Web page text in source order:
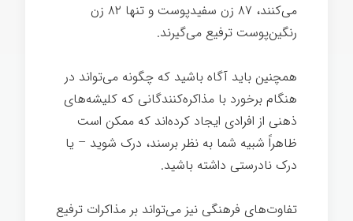
می‌کنند، ۸۷ زن سفیدپوست و تنها ۸۲ زن
رنگین‌پوست ترفیع می‌گیرند.
همچنین باید آگاه باشید که چگونه می‌تواند در
هنگام برخورد با مذاکره‌کنندگانی که کلیشه‌های
ذهنی از افرادی ایجاد کرده‌اند که ممکن است
ظاهراً شبیه شما به نظر برسند، درک شوید – یا
درک نادرستی داشته باشید.
تفاوت‌های فرهنگی نیز می‌تواند بر مذاکرات ترفیع